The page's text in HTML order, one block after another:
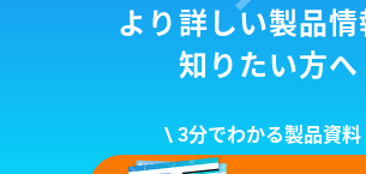
より詳しい製品
知りたい方へ
\ 3分でわかる製品資料